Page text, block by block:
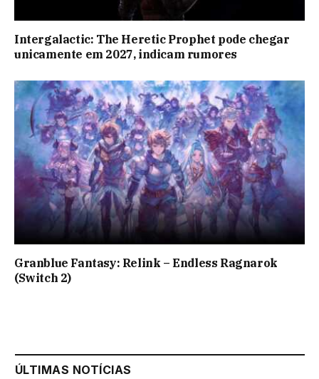
Intergalactic: The Heretic Prophet pode chegar
unicamente em 2027, indicam rumores
Granblue Fantasy: Relink – Endless Ragnarok
(Switch 2)
ÚLTIMAS NOTÍCIAS